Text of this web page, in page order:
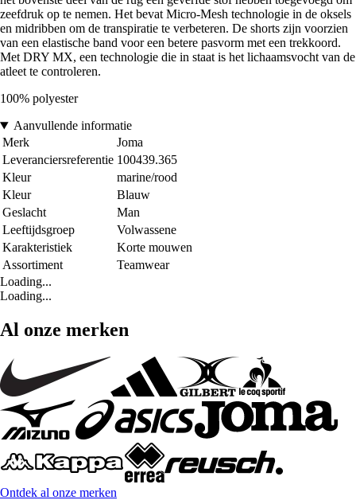
zeefdruk op te nemen. Het bevat Micro-Mesh technologie in de oksels
en midribben om de transpiratie te verbeteren. De shorts zijn voorzien
van een elastische band voor een betere pasvorm met een trekkoord.
Met DRY MX, een technologie die in staat is het lichaamsvocht van de
atleet te controleren.
100% polyester
Aanvullende informatie
Merk
Joma
Leveranciersreferentie 100439.365
Kleur
marine/rood
Kleur
Blauw
Geslacht
Man
Leeftijdsgroep
Volwassene
Karakteristiek
Korte mouwen
Assortiment
Teamwear
Loading...
Loading...
Al onze merken
Ontdek al onze merken